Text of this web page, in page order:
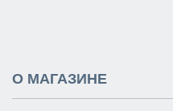
О МАГАЗИНЕ